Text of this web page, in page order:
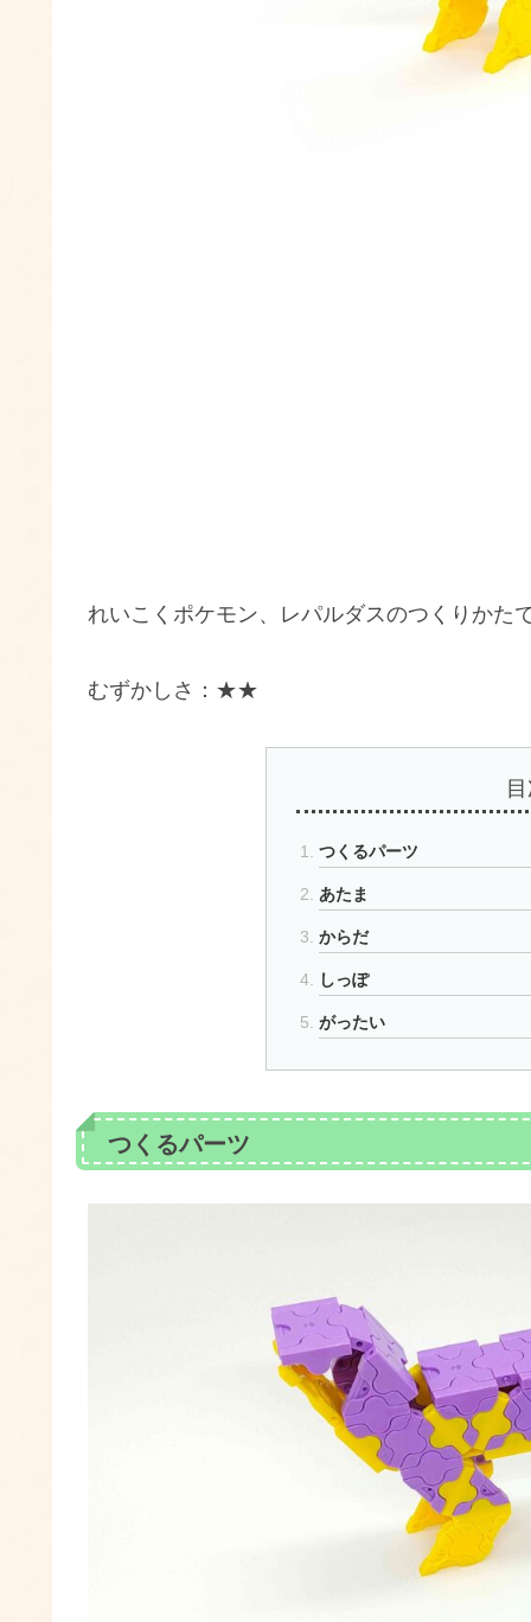
れいこくポケモン、レパルダスのつくりかた
むずかしさ：★★
つくるパーツ
あたま
からだ
しっぽ
がったい
つくるパーツ